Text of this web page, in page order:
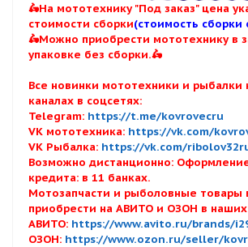
🛵На мототехнику "Под заказ" цена
стоимости сборки(стоимость сборки
🛵Можно приобрести мототехнику в
упаковке без сборки.🛵
Все новинки мототехники и рыбалки
каналах в соцсетях:
Telegram: https://t.me/kovrovecru
VK мототехника: https://vk.com/
VK Рыбалка: https://vk.com/
Возможно дистанционно:
кредита: в 11 банках.
Мотозапчасти и рыболовные
приобрести на АВИТО и ОЗОН в наших
АВИТО: https://www.avito.ru/brands/
ОЗОН: https://www.ozon.ru/seller/